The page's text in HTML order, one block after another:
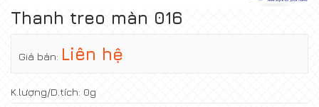
Thanh treo màn 016
Giá bán: Liên hệ
K.lượng/D.tích: 0g